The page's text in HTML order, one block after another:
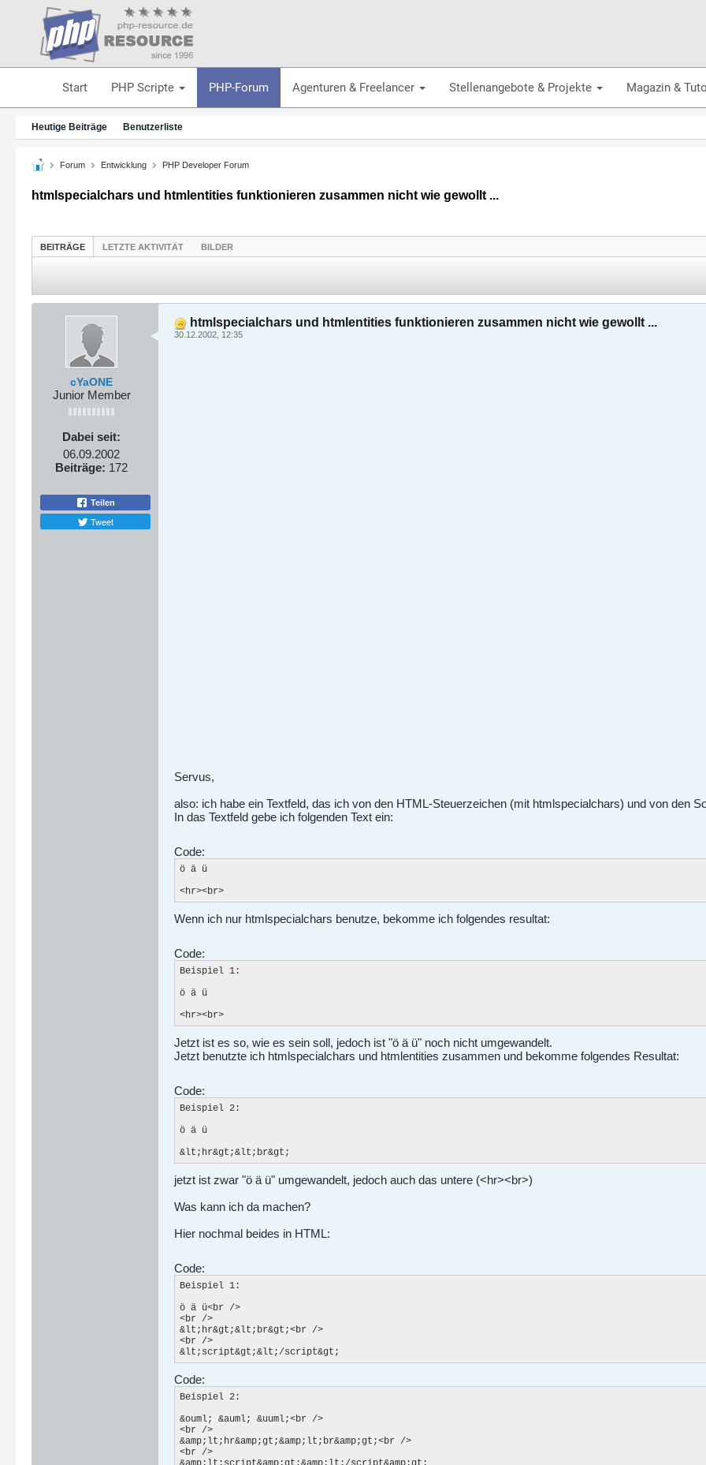
Start PHP Scripte PHP-Forum Agenturen & Freelancer Stellenangebote & Projekte Magazin &
Heutige Beiträge Benutzerliste
Forum Entwicklung PHP Developer Forum
htmlspecialchars und htmlentities funktionieren zusammen nicht wie gewollt ...
BEITRÄGE LETZTE AKTIVITÄT BILDER
cYaONE
Junior Member
Dabei seit:
06.09.2002
Beiträge: 172
Teilen
Tweet
htmlspecialchars und htmlentities funktionieren zusammen nicht wie gewollt ...
30.12.2002, 12:35
Servus,
also: ich habe ein Textfeld, das ich von den HTML-Steuerzeichen (mit htmlspecialchars) und von den
In das Textfeld gebe ich folgenden Text ein:
Code:
ö ä ü
<hr><br>
Wenn ich nur htmlspecialchars benutze, bekomme ich folgendes resultat:
Code:
Beispiel 1:
ö ä ü
<hr><br>
Jetzt ist es so, wie es sein soll, jedoch ist "ö ä ü" noch nicht umgewandelt.
Jetzt benutzte ich htmlspecialchars und htmlentities zusammen und bekomme folgendes Resultat:
Code:
Beispiel 2:
ö ä ü
&lt;hr&gt;&lt;br&gt;
jetzt ist zwar "ö ä ü" umgewandelt, jedoch auch das untere (<hr><br>)
Was kann ich da machen?
Hier nochmal beides in HTML:
Code:
Beispiel 1:
ö ä ü<br />
<br />
&lt;hr&gt;&lt;br&gt;<br />
<br />
&lt;script&gt;&lt;/script&gt;
Code:
Beispiel 2:
&ouml; &auml; &uuml;<br />
<br />
&amp;lt;hr&amp;gt;&amp;lt;br&amp;gt;<br />
<br />